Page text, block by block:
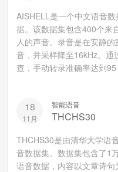
AISHELL是一个中文语音
据。该数据集包含400个来
人的声音。录音是在安静
音，并采样降至16kHz。通
查，手动转录准确率达到95
18
11月
智能语音
THCHS30
THCHS30是由清华大学语
音数据集。数据集包含了1
语音数据，内容以文章诗